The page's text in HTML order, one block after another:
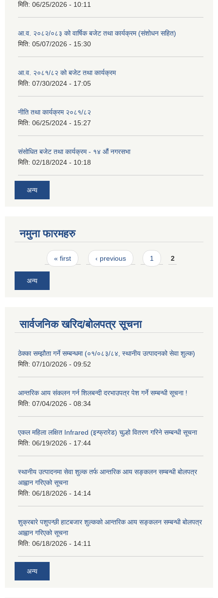
मिति: 06/25/2026 - 10:11
आ.व. २०८२/०८३ को वार्षिक बजेट तथा कार्यक्रम (संशोधन सहित)
मिति: 05/07/2026 - 15:30
आ.व. २०८१/८२ को बजेट तथा कार्यक्रम
मिति: 07/30/2024 - 17:05
नीति तथा कार्यक्रम २०८१/८२
मिति: 06/25/2024 - 15:27
संसोधित बजेट तथा कार्यक्रम - १४ औं नगरसभा
मिति: 02/18/2024 - 10:18
अन्य
नमुना फारमहरु
Pages« first ‹ previous 1 2
अन्य
सार्वजनिक खरिद/बोलपत्र सूचना
ठेक्का सम्झौता गर्ने सम्बन्धमा (०१/०८३/८४, स्थानीय उत्पादनको सेवा शुल्क)
मिति: 07/10/2026 - 09:52
आन्तरिक आय संकलन गर्न शिलबन्दी दरभाउपत्र पेश गर्ने सम्बन्धी सूचना !
मिति: 07/04/2026 - 08:34
एकल महिला लक्षित Infrared (इन्फ्रारेड) चुल्हो वितरण गरिने सम्बन्धी सूचना
मिति: 06/19/2026 - 17:44
स्थानीय उत्पादनमा सेवा शुल्क तर्फ आन्तरिक आय सङ्कलन सम्बन्धी बोलपत्र
आह्वान गरिएको सूचना
मिति: 06/18/2026 - 14:14
शुक्रबारे पशुपन्छी हाटबजार शुल्कको आन्तरिक आय सङ्कलन सम्बन्धी बोलपत्र
आह्वान गरिएको सूचना
मिति: 06/18/2026 - 14:11
अन्य